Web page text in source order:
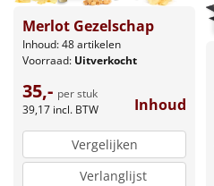
Merlot Gezelschap
Inhoud: 48 artikelen
Voorraad: Uitverkocht
35,- per stuk
39,17 incl. BTW Inhoud
Vergelijken
Verlanglijst